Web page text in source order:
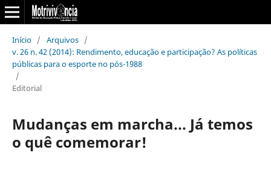
Início / Arquivos /
v. 26 n. 42 (2014): Rendimento, educação e participação? As políticas
públicas para o esporte no pós-1988
/
Editorial
Mudanças em marcha... Já temos
o quê comemorar!